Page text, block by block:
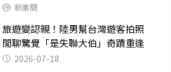
新素簡
旅遊變認親！陸男幫台灣遊客拍照
閒聊驚覺「是失聯大伯」奇蹟重逢
2026-07-18